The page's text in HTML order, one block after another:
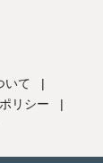
いて
|
リシー
|